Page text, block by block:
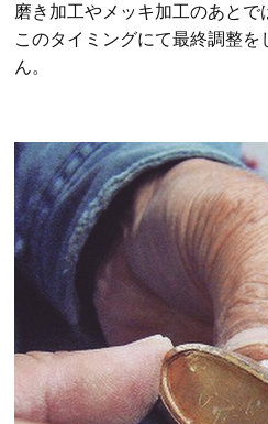
磨き加工やメッキ加工のあとで
このタイミングにて最終調整
ん。